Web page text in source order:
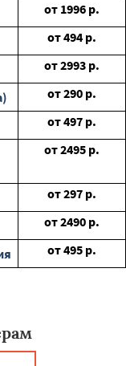
от 1996 р.
от494 р.
от2993 р.
от290 р.
от497 р.
от2495 р.
от297 р.
от2490 р.
от495 р.